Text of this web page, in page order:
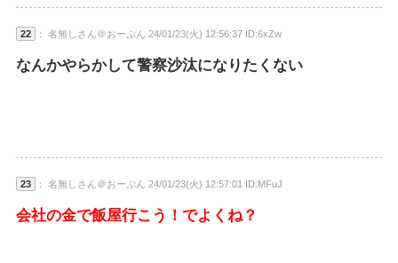
22 ： 名無しさん＠おーぷん 24/01/23(火) 12:56:37 ID:6xZw
なんかやらかして警察沙汰になりたくない
23 ： 名無しさん＠おーぷん 24/01/23(火) 12:57:01 ID:MFuJ
会社の金で飯屋行こう！でよくね？